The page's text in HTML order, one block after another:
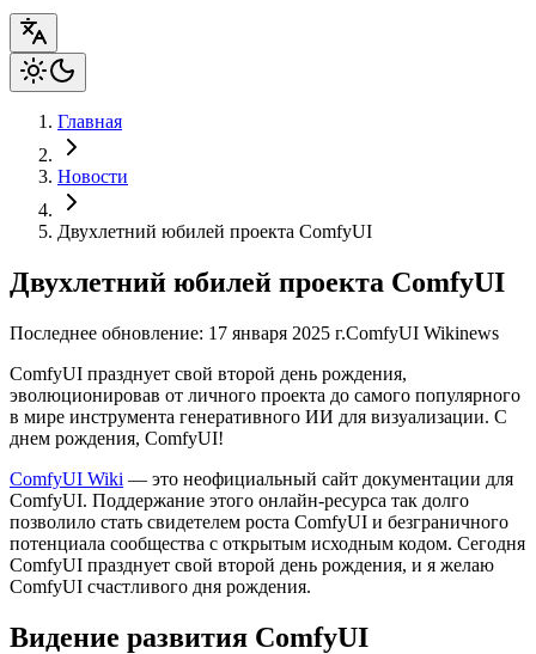
Главная
Новости
Двухлетний юбилей проекта ComfyUI
Двухлетний юбилей проекта ComfyUI
Последнее обновление: 17 января 2025 г.ComfyUI Wikinews
ComfyUI празднует свой второй день рождения,
эволюционировав от личного проекта до самого популярного
в мире инструмента генеративного ИИ для визуализации. С
днем рождения, ComfyUI!
ComfyUI Wiki — это неофициальный сайт документации для
ComfyUI. Поддержание этого онлайн-ресурса так долго
позволило стать свидетелем роста ComfyUI и безграничного
потенциала сообщества с открытым исходным кодом. Сегодня
ComfyUI празднует свой второй день рождения, и я желаю
ComfyUI счастливого дня рождения.
Видение развития ComfyUI